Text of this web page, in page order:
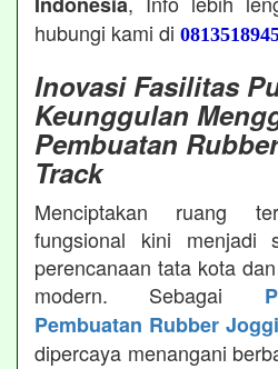
hubungi kami di
Inovasi Fasilitas
Keunggulan
Pembuatan
Track
Menciptakan ruang
fungsional kini menjadi
perencanaan tata kota
modern. Sebagai
Pembuatan Rubber
dipercaya menangani